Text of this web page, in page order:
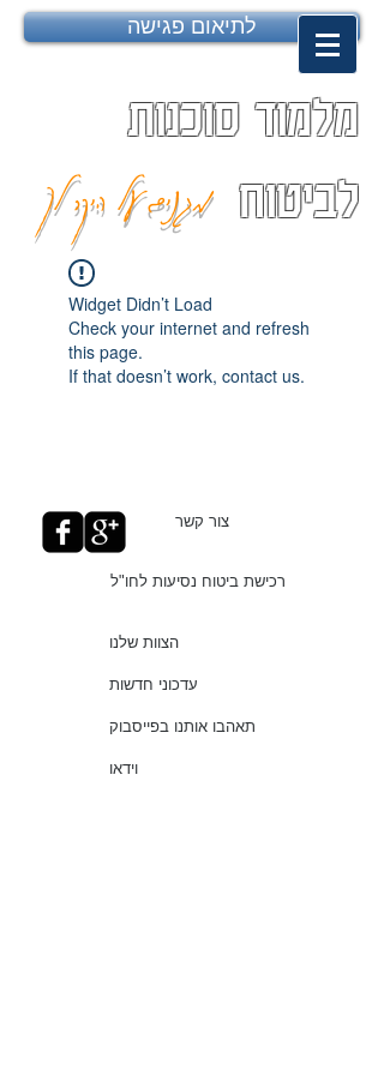
לתיאום פגישה
מלמוד סוכנות
לביטוח מגנים על היקר לך
Widget Didn’t Load
Check your internet and refresh
this page.
If that doesn’t work, contact us.
צור קשר
רכישת ביטוח נסיעות לחו"ל
הצוות שלנו
עדכוני חדשות
תאהבו אותנו בפייסבוק
וידאו